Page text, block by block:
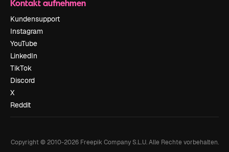
Kontakt aufnehmen
Kundensupport
Instagram
YouTube
LinkedIn
TikTok
Discord
X
Reddit
Copyright © 2010-2026Freepik Company S.L.U. Alle Rechte vorbehalten.